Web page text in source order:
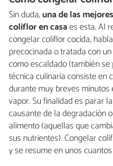
Sin duda,una de las
coliflor en casaes esta. Al
congelar coliflor cocida,
precocinada o tratada con
como escaldado (también
técnica culinaria consiste en
durante muy breves minutos
vapor. Su finalidad es parar
causante de la degradación
alimento (aquellas que
sus nutrientes). Congelar
y se resume en unos